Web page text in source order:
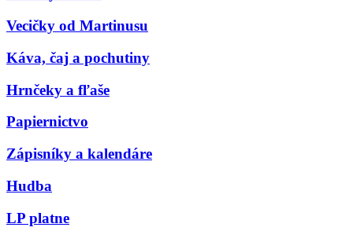
Vecičky od Martinusu
Káva, čaj a pochutiny
Hrnčeky a fľaše
Papiernictvo
Zápisníky a kalendáre
Hudba
LP platne